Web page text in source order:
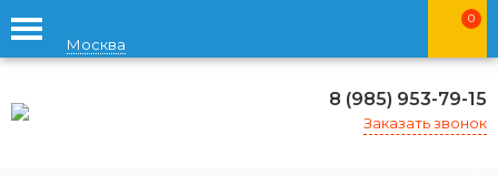
Москва
0
8 (985) 953-79-15
Заказать звонок